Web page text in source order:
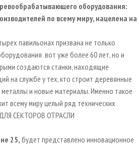
оборудования:
по всему миру, нацелена на
павильонах призвана не только
вот уже более 60 лет, но и
создаются станки, находящие
на службе у тех, кто строит деревянные
и новые материалы. Именно такое
всему миру целый ряд технических
СЕКТОРОВ ОТРАСЛИ
25, будет представлено инновационное